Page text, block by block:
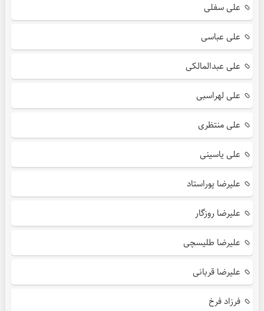
علی سفلی
علی عباسی
علی عبدالمالکی
علی لهراسبی
علی منتظری
علی یاسینی
علیرضا پوراستاد
علیرضا روزگار
علیرضا طلیسچی
علیرضا قربانی
فرزاد فرخ